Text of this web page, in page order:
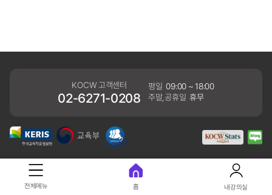
KOCW 고객센터
02-6271-0208
평일 09:00 ~ 18:00
주말,공휴일 휴무
개인정보처리방침
41061 대구광역시 동구 동내로 64 (동내동 1119) 우)41061
전체메뉴 홈 내강의실